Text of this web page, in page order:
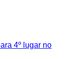
4º lugar no